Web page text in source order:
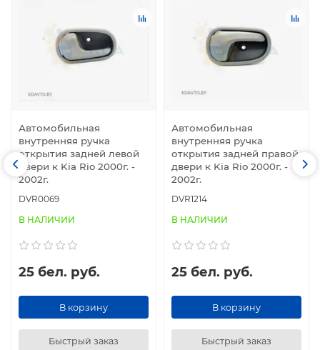
Автомобильная
внутренняя ручка
открытия задней левой
двери к Kia Rio 2000г. -
2002г.
DVR0069
В НАЛИЧИИ
25 бел. руб.
В корзину
Быстрый заказ
Автомобильная
внутренняя ручка
открытия задней правой
двери к Kia Rio 2000г. -
2002г.
DVR1214
В НАЛИЧИИ
25 бел. руб.
В корзину
Быстрый заказ